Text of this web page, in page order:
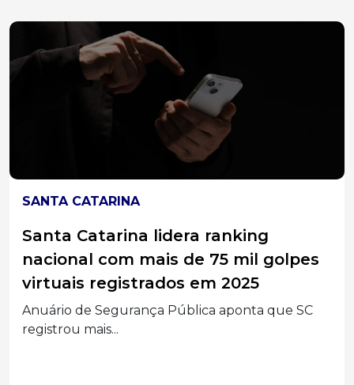
SANTA CATARINA
Santa Catarina lidera ranking
nacional com mais de 75 mil golpes
virtuais registrados em 2025
Anuário de Segurança Pública aponta que SC
registrou mais...